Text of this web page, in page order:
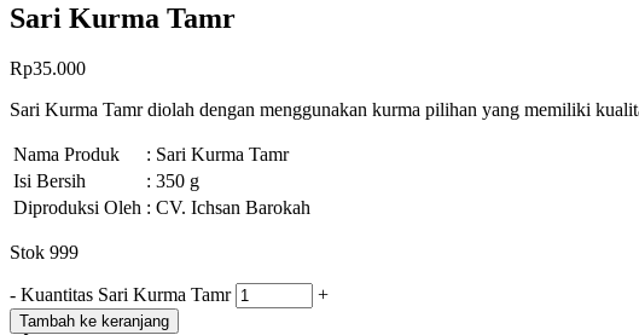
Sari Kurma Tamr
Rp35.000
Sari Kurma Tamr diolah dengan menggunakan kurma pilihan yang memiliki
Nama Produk
: Sari Kurma Tamr
Isi Bersih
: 350 g
Diproduksi Oleh : CV. Ichsan Barokah
Stok 999
- Kuantitas Sari Kurma Tamr +
Tambah ke keranjang